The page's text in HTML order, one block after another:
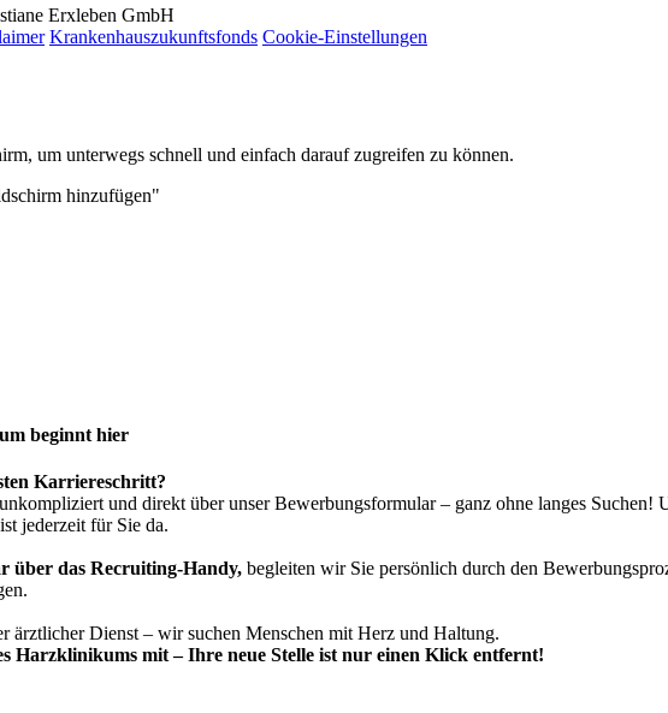
Erxleben GmbH
Krankenhauszukunftsfonds Cookie-Einstellungen
um unterwegs schnell und einfach darauf zugreifen zu können.
hinzufügen"
beginnt hier
Karriereschritt?
und direkt über unser Bewerbungsformular – ganz ohne langes Suchen!
jederzeit für Sie da.
über das Recruiting-Handy,begleiten wir Sie persönlich durch den
ärztlicher Dienst – wir suchen Menschen mit Herz und Haltung.
Harzklinikums mit – Ihre neue Stelle ist nur einen Klick entfernt!